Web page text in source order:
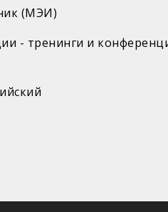
(МЭИ)
- тренинги и